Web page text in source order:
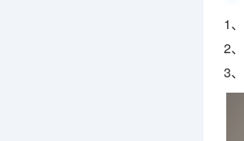
1、
2、
3、